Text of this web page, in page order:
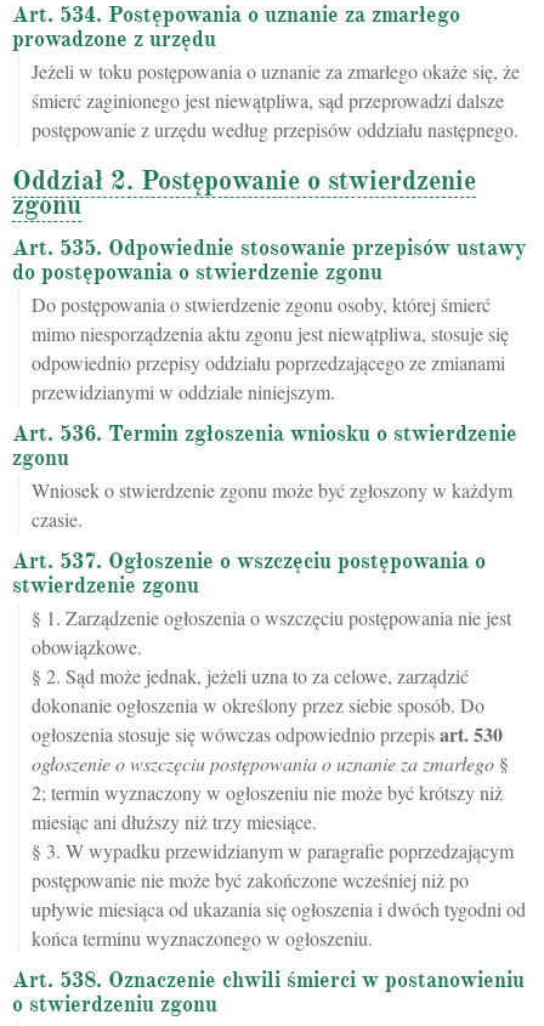
Art. 534. Postępowania o uznanie za zmarłego
prowadzone z urzędu
Jeżeli w toku postępowania o uznanie za zmarłego okaże się, że
śmierć zaginionego jest niewątpliwa, sąd przeprowadzi dalsze
postępowanie z urzędu według przepisów oddziału następnego.
Oddział 2. Postępowanie o stwierdzenie
zgonu
Art. 535. Odpowiednie stosowanie przepisów ustawy
do postępowania o stwierdzenie zgonu
Do postępowania o stwierdzenie zgonu osoby, której śmierć
mimo niesporządzenia aktu zgonu jest niewątpliwa, stosuje się
odpowiednio przepisy oddziału poprzedzającego ze zmianami
przewidzianymi w oddziale niniejszym.
Art. 536. Termin zgłoszenia wniosku o stwierdzenie
zgonu
Wniosek o stwierdzenie zgonu może być zgłoszony w każdym
czasie.
Art. 537. Ogłoszenie o wszczęciu postępowania o
stwierdzenie zgonu
§ 1. Zarządzenie ogłoszenia o wszczęciu postępowania nie jest
obowiązkowe.
§ 2. Sąd może jednak, jeżeli uzna to za celowe, zarządzić
dokonanie ogłoszenia w określony przez siebie sposób. Do
ogłoszenia stosuje się wówczas odpowiednio przepisart.530
ogłoszenie o wszczęciu postępowania o uznanie za zmarłego §
2; termin wyznaczony w ogłoszeniu nie może być krótszy niż
miesiąc ani dłuższy niż trzy miesiące.
§ 3. W wypadku przewidzianym w paragrafie poprzedzającym
postępowanie nie może być zakończone wcześniej niż po
upływie miesiąca od ukazania się ogłoszenia i dwóch tygodni od
końca terminu wyznaczonego w ogłoszeniu.
Art. 538. Oznaczenie chwili śmierci w postanowieniu
o stwierdzeniu zgonu